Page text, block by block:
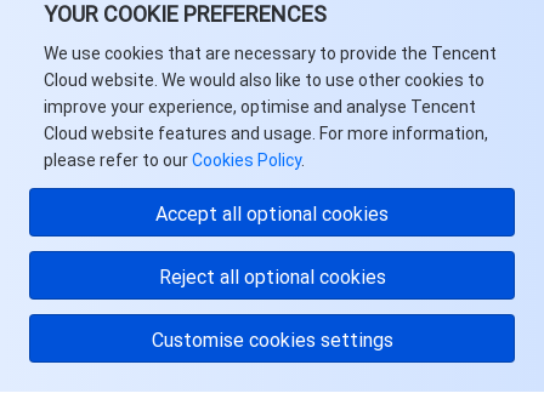
YOUR COOKIE PREFERENCES
We use cookies that are necessary to provide the Tencent
Cloud website. We would also like to use other cookies to
improve your experience, optimise and analyse Tencent
Cloud website features and usage. For more information,
please refer to ourCookies Policy.
Accept all optional cookies
Reject all optional cookies
Customise cookies settings